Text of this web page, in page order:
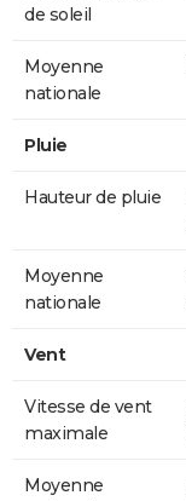
de soleil
Moyenne
nationale
Pluie
Hauteur de pluie
Moyenne
nationale
Vent
Vitesse de vent
maximale
Moyenne